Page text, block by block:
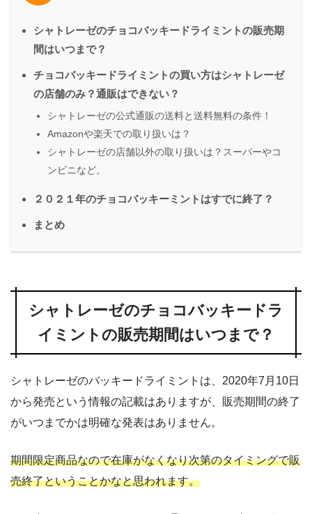
シャトレーゼのチョコバッキードライミントの販売期
間はいつまで？
チョコバッキードライミントの買い方はシャトレーゼ
の店舗のみ？通販はできない？
シャトレーゼの公式通販の送料と送料無料の条件！
Amazonや楽天での取り扱いは？
シャトレーゼの店舗以外の取り扱いは？スーパーやコ
ンビニなど。
２０２１年のチョコバッキーミントはすでに終了？
まとめ
シャトレーゼのチョコバッキードラ
イミントの販売期間はいつまで？
シャトレーゼのバッキードライミントは、2020年7月10日
から発売という情報の記載はありますが、販売期間の終了
がいつまでかは明確な発表はありません。
期間限定商品なので在庫がなくなり次第のタイミングで販
売終了ということかなと思われます。